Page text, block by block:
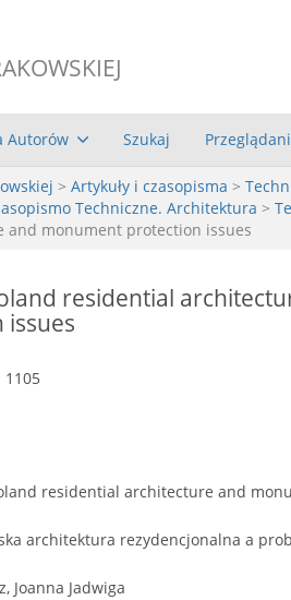
Autorów Szukaj
> Artykuły i czasopisma >
Techniczne. Architektura >
and monument protection issues
residential
1105
residential architecture and
architektura rezydencjonalna a
Joanna Jadwiga